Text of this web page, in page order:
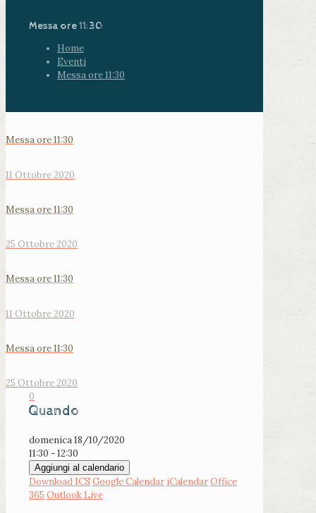
Messa ore 11:30
Home
Eventi
Messa ore 11:30
Messa ore 11:30
11 Ottobre 2020
Messa ore 11:30
25 Ottobre 2020
Messa ore 11:30
11 Ottobre 2020
Messa ore 11:30
25 Ottobre 2020
0
Quando
domenica 18/10/2020
11:30 - 12:30
Aggiungi al calendario
Download ICS Google Calendar iCalendarOffice
365 Outlook Live